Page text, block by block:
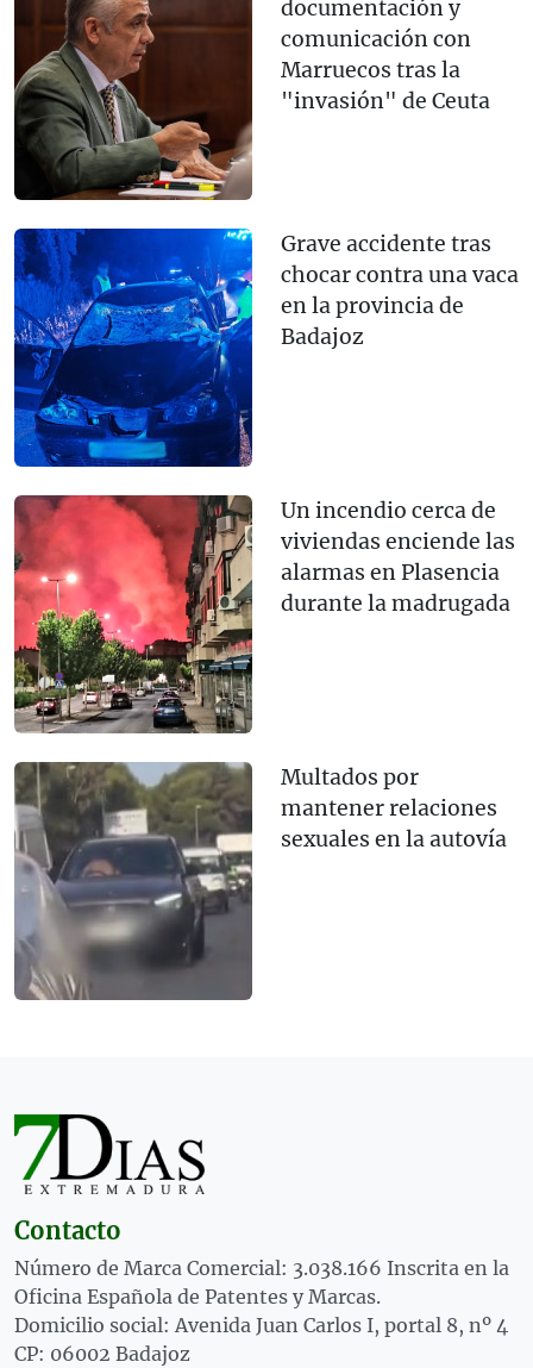
documentación y
comunicación con
Marruecos tras la
"invasión" de Ceuta
Grave accidente tras
chocar contra una vaca
en la provincia de
Badajoz
Un incendio cerca de
viviendas enciende las
alarmas en Plasencia
durante la madrugada
Multados por
mantener relaciones
sexuales en la autovía
Contacto
Número de Marca Comercial: 3.038.166 Inscrita en la
Oficina Española de Patentes y Marcas.
Domicilio social: Avenida Juan Carlos I, portal 8, nº 4
CP: 06002 Badajoz